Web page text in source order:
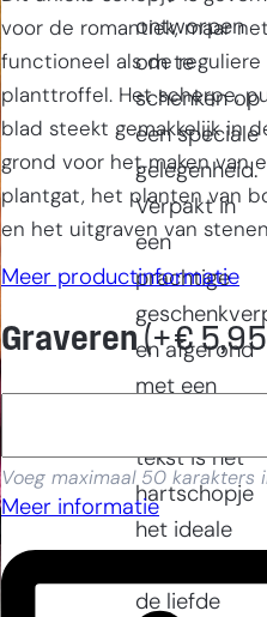
voor de romantiek, maar
functioneel als de reguliere
planttroffel. Het scherpe,
blad steekt gemakkelijk in
grond voor het maken van
plantgat, het planten van
en het uitgraven van
Meer productinformatie
Graveren(+€5,95
Voeg maximaal 50 karakters
Meer informatie
ontworpen
om te
schenken op
een speciale
gelegenheid.
Verpakt in
een
prachtige
en afgerond
met een
tekst is het
hartschopje
het ideale
de liefde